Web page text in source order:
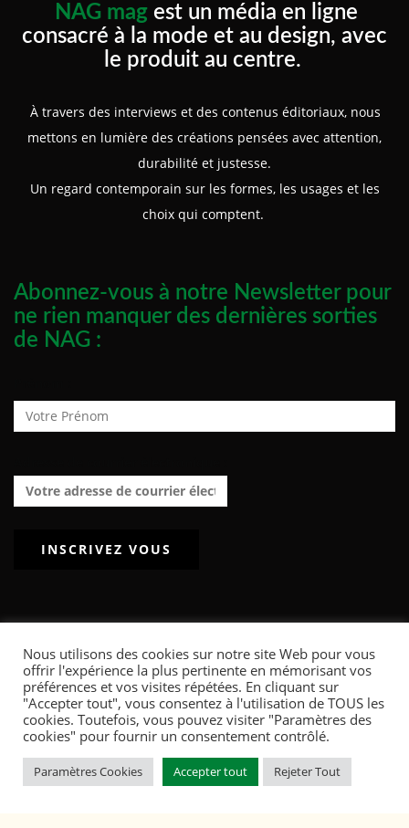
NAG mag est un média en ligne
consacré à la mode et au design, avec
le produit au centre.
À travers des interviews et des contenus éditoriaux, nous
mettons en lumière des créations pensées avec attention,
durabilité et justesse.
Un regard contemporain sur les formes, les usages et les
choix qui comptent.
Abonnez-vous à notre Newsletter pour
ne rien manquer des dernières sorties
de NAG :
POWERED BY WORDPRESS|THEME: GREATMAG BY ATHEMES.
ACCUEIL
ARTICLES INTERVIEWS
LE TOURNOI FOOTPRINT
QUI SOMMES-NOUS ?
L’EXPOSITION TEXTILE : LES COULISSES DE L’INDUSTRIE TEXTILE
Nous utilisons des cookies sur notre site Web pour vous
offrir l'expérience la plus pertinente en mémorisant vos
préférences et vos visites répétées. En cliquant sur
"Accepter tout", vous consentez à l'utilisation de TOUS les
cookies. Toutefois, vous pouvez visiter "Paramètres des
cookies" pour fournir un consentement contrôlé.
Paramètres Cookies Accepter tout Rejeter Tout